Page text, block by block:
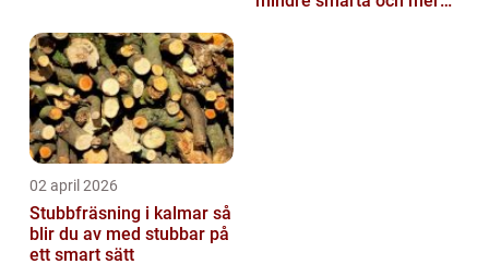
02 april 2026
Stubbfräsning i kalmar så
blir du av med stubbar på
ett smart sätt